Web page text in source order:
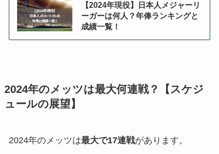
【2024年現役】日本人メジャーリ
ーガーは何人？年俸ランキングと
成績一覧！
2024年のメッツは最大何連戦？【スケジ
ュールの展望】
2024年のメッツは最大で17連戦があります。